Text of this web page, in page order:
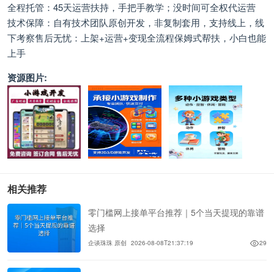
全程托管：45天运营扶持，手把手教学；没时间可全权代运营
技术保障：自有技术团队原创开发，非复制套用，支持线上，线
下考察 ​售后无忧：上架+运营+变现全流程保姆式帮扶，小白也能
上手
资源图片:
相关推荐
零门槛网上接单平台推荐｜5个当天提现的靠谱
选择
企谈珠珠 原创 2026-08-08T21:37:19 29